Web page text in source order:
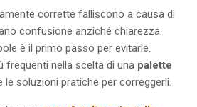
corrette falliscono a causa di
confusione anziché chiarezza.
è il primo passo per evitarle.
frequenti nella scelta di una palette
le soluzioni pratiche per correggerli.